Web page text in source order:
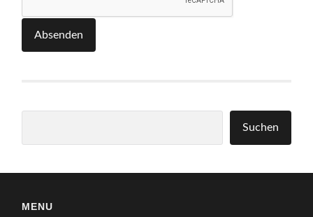
Absenden
Suchen
MENU